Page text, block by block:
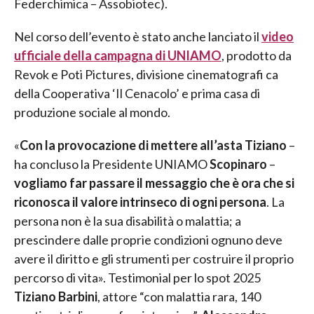
Federchimica – Assobiotec).
Nel corso dell’evento è stato anche lanciato ilvideo
ufficiale della campagna di UNIAMO, prodotto da
Revok e Poti Pictures, divisione cinematografi ca
della Cooperativa ‘Il Cenacolo’ e prima casa di
produzione sociale al mondo.
«Con la provocazione di mettere all’asta Tiziano –
ha concluso la Presidente UNIAMOScopinaro –
vogliamo far passare il messaggio che è ora che si
riconosca il valore intrinseco di ogni persona. La
persona non è la sua disabilità o malattia; a
prescindere dalle proprie condizioni ognuno deve
avere il diritto e gli strumenti per costruire il proprio
percorso di vita». Testimonial per lo spot 2025
Tiziano Barbini, attore “con malattia rara, 140